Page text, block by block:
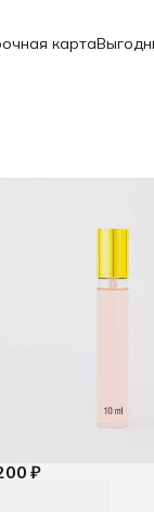
карта
₽